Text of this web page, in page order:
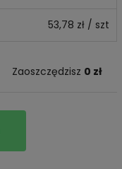
53,78 zł / szt
Zaoszczędzisz 0 zł